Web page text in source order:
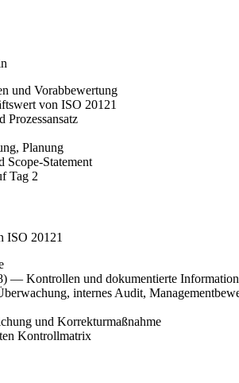
und Vorabbewertung
von ISO 20121
Planung
Scope-Statement
Tag 2
ISO 20121
— Kontrollen und dokumentierte Information
internes Audit,
und Korrekturmaßnahme
Kontrollmatrix